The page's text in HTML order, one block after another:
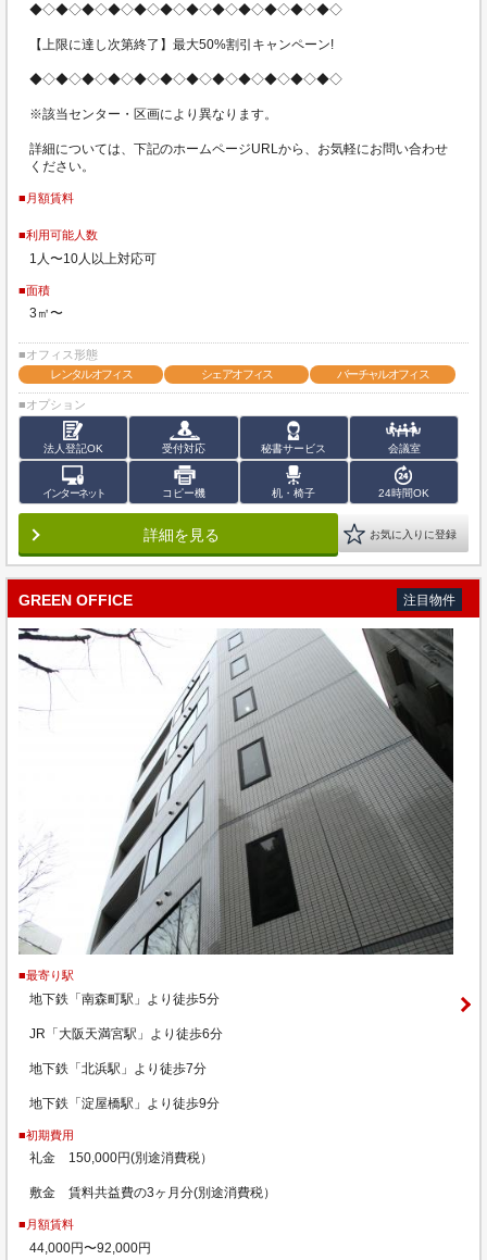
◆◇◆◇◆◇◆◇◆◇◆◇◆◇◆◇◆◇◆◇◆◇◆◇
【上限に達し次第終了】最大50%割引キャンペーン!
◆◇◆◇◆◇◆◇◆◇◆◇◆◇◆◇◆◇◆◇◆◇◆◇
※該当センター・区画により異なります。
詳細については、下記のホームページURLから、お気軽にお問い合わせ
ください。
■月額賃料
■利用可能人数
1人〜10人以上対応可
■面積
3㎡〜
■オフィス形態
レンタルオフィス
シェアオフィス バーチャルオフィス
■オプション
法人登記OK 受付対応 秘書サービス 会議室
インターネット コピー機 机・椅子 24時間OK
詳細を見る お気に入りに登録
GREEN OFFICE 注目物件
■最寄り駅
地下鉄「南森町駅」より徒歩5分
JR「大阪天満宮駅」より徒歩6分
地下鉄「北浜駅」より徒歩7分
地下鉄「淀屋橋駅」より徒歩9分
■初期費用
礼金 150,000円(別途消費税）
敷金 賃料共益費の3ヶ月分(別途消費税）
■月額賃料
44,000円〜92,000円